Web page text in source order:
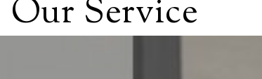
Our Service